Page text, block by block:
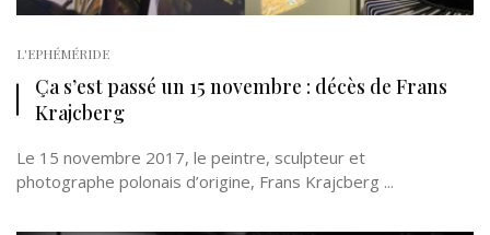
L'EPHÉMÉRIDE
Ça s’est passé un 15 novembre : décès de Frans
Krajcberg
Le 15 novembre 2017, le peintre, sculpteur et
photographe polonais d’origine, Frans Krajcberg ...